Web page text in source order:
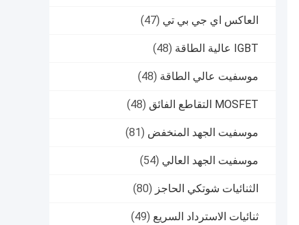
العاكس اي جي بي تي (47)
IGBT عالية الطاقة (48)
موسفيت عالي الطاقة (48)
MOSFET التقاطع الفائق (48)
موسفيت الجهد المنخفض (81)
موسفيت الجهد العالي (54)
الثنائيات شوتكي الحاجز (80)
ثنائيات الاسترداد السريع (49)